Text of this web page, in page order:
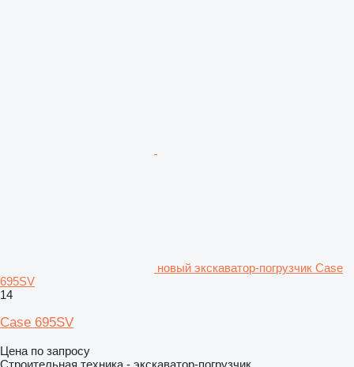
новый экскаватор-погрузчик Case
695SV
14
Case 695SV
Цена по запросу
Строительная техника - экскаватор-погрузчик